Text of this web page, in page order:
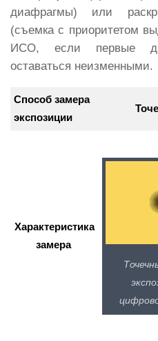
диафрагмы) или
(съемка с приоритетом
ИСО, если первые
оставаться неизменными.
Способ замера
экспозиции
Характеристика
замера